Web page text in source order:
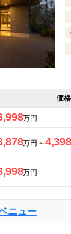
価格
万円
万円～4,398
万円
ニュー